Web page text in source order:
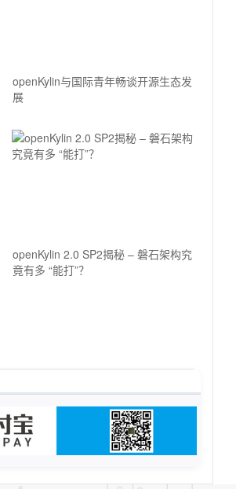
openKylin与国际青年畅谈开源生态发
展
openKylin 2.0 SP2揭秘 – 磐石架构究
竟有多 “能打”？